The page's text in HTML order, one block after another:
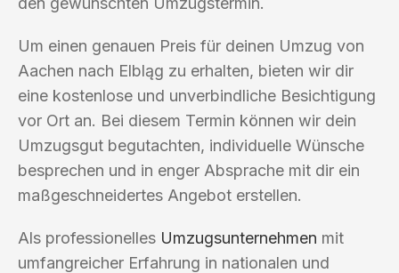
Um einen genauen Preis für deinen Umzug von
Aachen nach Elbląg zu erhalten, bieten wir dir
eine kostenlose und unverbindliche Besichtigung
vor Ort an. Bei diesem Termin können wir dein
Umzugsgut begutachten, individuelle Wünsche
besprechen und in enger Absprache mit dir ein
maßgeschneidertes Angebot erstellen.
Als professionelles Umzugsunternehmen mit
umfangreicher Erfahrung in nationalen und